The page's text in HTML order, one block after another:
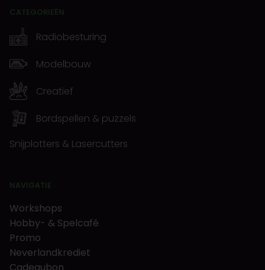
CATEGORIEËN
Radiobesturing
Modelbouw
Creatief
Bordspellen & puzzels
Snijplotters & Lasercutters
NAVIGATIE
Workshops
Hobby- & Spelcafé
Promo
Neverlandkrediet